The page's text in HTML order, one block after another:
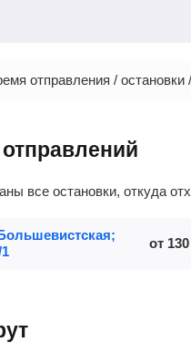
отправления /
отправлений
все остановки, откуда
от 130